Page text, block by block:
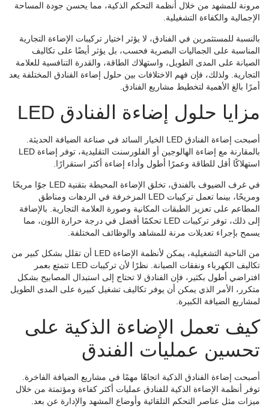
مرونة للمشهد من خلال أنظمة التحكم الذكية، مما يحسن جودة المساحة
الإجمالية والكفاءة التشغيلية.
بالنسبة للمستثمرين في الفنادق، لا يؤثر اختيار تركيبات الإضاءة التجارية
المناسبة على الجماليات البصرية فحسب، بل يؤثر أيضًا على تكاليف
الصيانة على المدى الطويل، واستهلاك الطاقة، والقدرة التنافسية للعلامة
التجارية. ولذلك، فإن فهم الاختلافات بين حلول إضاءة الفنادق المختلفة يعد
أمرًا بالغ الأهمية لتخطيط مشاريع الفنادق.
مزايا حلول إضاءة الفنادق LED
أصبحت إضاءة الفنادق LED الخيار السائد في صناعة الضيافة الحديثة.
بالمقارنة مع إضاءة الهالوجين أو الفلورسنت التقليدية، توفر إضاءة LED
استهلاكًا أقل للطاقة وعمرًا أطول وأداء إضاءة أكثر استقرارًا.
في غرف الضيوف بالفندق، تخلق الإضاءة المحيطة بتقنية LED جوًا مريحًا
ومريحًا، بينما تعمل تركيبات LED المزخرفة في الردهات ومناطق
المطاعم على تعزيز الطبقات المكانية وصورة العلامة التجارية. بالإضافة
إلى ذلك، توفر تركيبات LED تحكمًا أفضل في درجة حرارة اللون، مما
يسمح بإجراء تعديلات مرنة للمشاهد والوظائف المختلفة.
من الناحية التشغيلية، يمكن لأنظمة الإضاءة LED أن تقلل بشكل كبير من
تكاليف الكهرباء ونفقات الصيانة. نظرًا لأن تركيبات LED تتمتع بعمر
افتراضي أطول بكثير، فإن الفنادق لا تحتاج إلى استبدال المصابيح بشكل
متكرر، الأمر الذي يمكن أن يوفر تكاليف تشغيل كبيرة على المدى الطويل
لمشاريع الضيافة الكبيرة.
كيف تعمل الإضاءة الذكية على
تحسين عمليات الفندق
أصبحت إضاءة الفنادق الذكية اتجاهًا مهمًا في مشاريع الضيافة الفاخرة.
توفر أنظمة الإضاءة الذكية للفنادق عمليات أكثر كفاءة ومؤتمتة من خلال
ميزات مثل عناصر التحكم التلقائية وأوضاع المشهد والإدارة عن بعد.